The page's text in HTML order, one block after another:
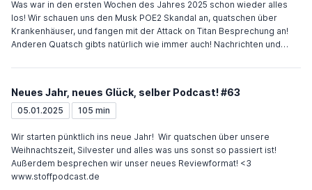
Was war in den ersten Wochen des Jahres 2025 schon wieder alles
los! Wir schauen uns den Musk POE2 Skandal an, quatschen über
Krankenhäuser, und fangen mit der Attack on Titan Besprechung an!
Anderen Quatsch gibts natürlich wie immer auch! Nachrichten und
Neues Jahr, neues Glück, selber Podcast! #63
05.01.2025 105 min
Wir starten pünktlich ins neue Jahr! Wir quatschen über unsere
Weihnachtszeit, Silvester und alles was uns sonst so passiert ist!
Außerdem besprechen wir unser neues Reviewformat! <3
www.stoffpodcast.de